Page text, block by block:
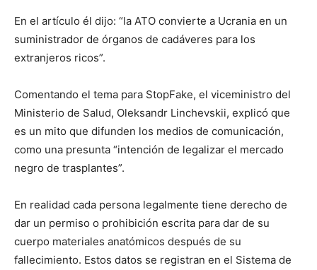
En el artículo él dijo: “la ATO convierte a Ucrania en un
suministrador de órganos de cadáveres para los
extranjeros ricos”.
Comentando el tema para StopFake, el viceministro del
Ministerio de Salud, Oleksandr Linchevskii, explicó que
es un mito que difunden los medios de comunicación,
como una presunta “intención de legalizar el mercado
negro de trasplantes”.
En realidad cada persona legalmente tiene derecho de
dar un permiso o prohibición escrita para dar de su
cuerpo materiales anatómicos después de su
fallecimiento. Estos datos se registran en el Sistema de